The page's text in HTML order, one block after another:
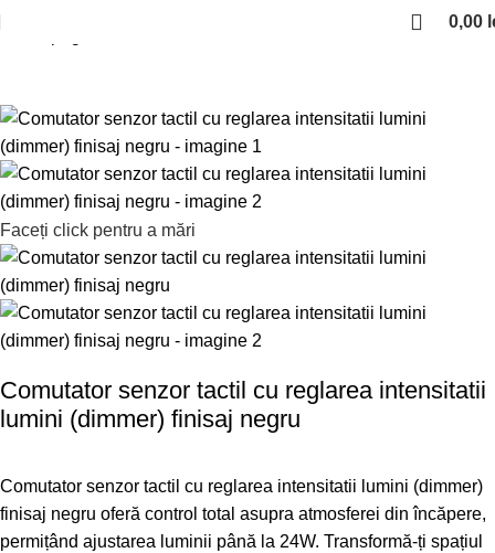
0,00
Faceți click pentru a mări
Comutator senzor tactil cu reglarea intensitatii
lumini (dimmer) finisaj negru
Comutator senzor tactil cu reglarea intensitatii lumini (dimmer)
finisaj negru oferă control total asupra atmosferei din încăpere,
permițând ajustarea luminii până la 24W. Transformă-ți spațiul